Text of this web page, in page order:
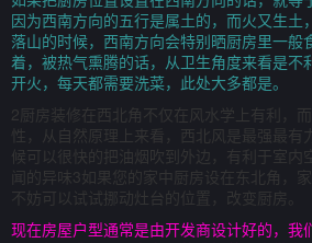
因为西南方向的五行是属土的，而火又生土
落山的时候，西南方向会特别晒厨房里一般
着，被热气熏腾的话，从卫生角度来看是不
开火，每天都需要洗菜，此处大多都是。
2厨房装修在西北角不仅在风水学上有利，
性，从自然原理上来看，西北风是最强最
候可以很快的把油烟吹到外边，有利于室内
闻的异味3如果您的家中厨房设在东北角，
不妨可以试试挪动灶台的位置，改变厨房。
现在房屋户型通常是由开发商设计好的，我